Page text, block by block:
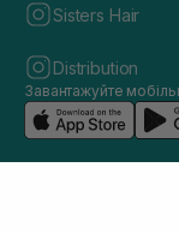
Sisters Hair
Distribution
Завантажуйте